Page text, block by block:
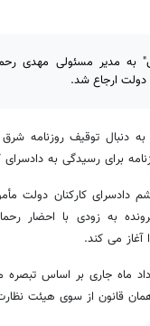
به مدیر مسئولی مهدی
دولت ارجاع شد.
به دنبال توقیف روزنامه
برای رسیدگی به
کارکنان دولت
به زودی با احضار
آغاز می کند.